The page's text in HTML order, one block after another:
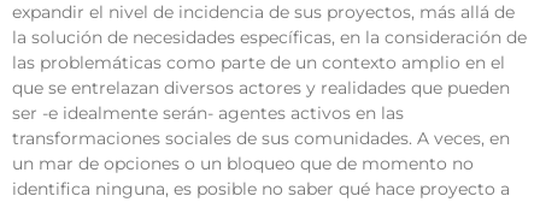
expandir el nivel de incidencia de sus proyectos, más allá de
la solución de necesidades específicas, en la consideración de
las problemáticas como parte de un contexto amplio en el
que se entrelazan diversos actores y realidades que pueden
ser -e idealmente serán- agentes activos en las
transformaciones sociales de sus comunidades. A veces, en
un mar de opciones o un bloqueo que de momento no
identifica ninguna, es posible no saber qué hace proyecto a